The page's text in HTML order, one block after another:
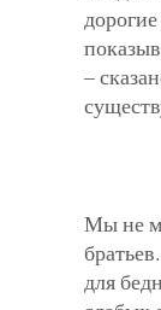
–
Мы не
для